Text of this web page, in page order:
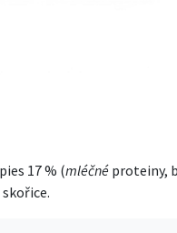
17 % (mléčné proteiny,